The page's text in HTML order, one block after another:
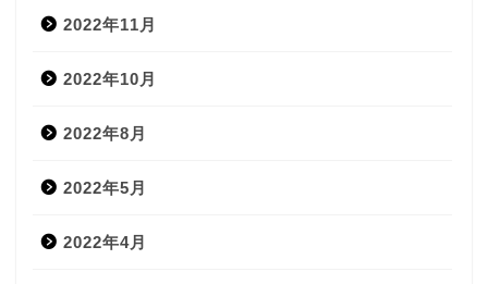
2022年11月
2022年10月
2022年8月
2022年5月
2022年4月